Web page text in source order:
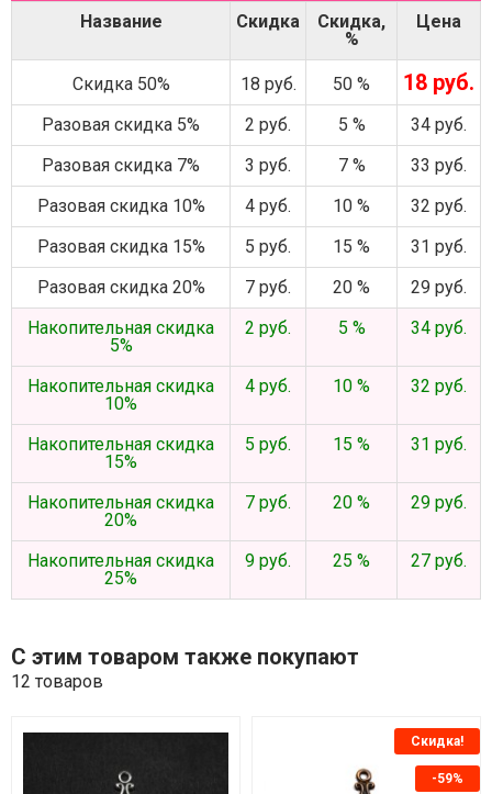
Название Скидка
Скидка,
%
Цена
Скидка 50% 18 руб. 50 % 18 руб.
Разовая скидка 5% 2 руб. 5 %
34 руб.
Разовая скидка 7%
3 руб. 7 %
33 руб.
Разовая скидка 10%
4 руб. 10 %
32 руб.
Разовая скидка 15%
5 руб. 15 %
31 руб.
Разовая скидка 20%
7 руб. 20 %
29 руб.
Накопительная скидка
5%
2 руб. 5 % 34 руб.
Накопительная скидка
10%
4 руб. 10 % 32 руб.
Накопительная скидка
15%
5 руб. 15 % 31 руб.
Накопительная скидка
20%
7 руб. 20 % 29 руб.
Накопительная скидка
25%
9 руб. 25 % 27 руб.
С этим товаром также покупают
12 товаров
Скидка!
-59%